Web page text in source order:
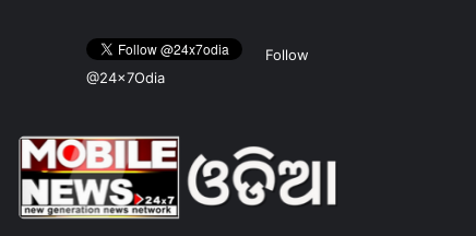
Follow
@24x7Odia